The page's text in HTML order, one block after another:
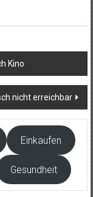
Kino
nicht erreichbar
Einkaufen
Gesundheit